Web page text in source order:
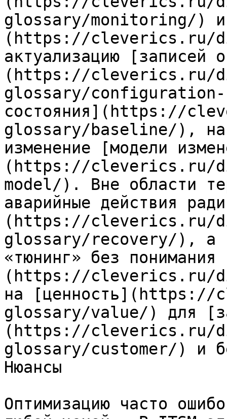
glossary/monitoring/) и
(https://cleverics.ru/
актуализацию [записей
(https://cleverics.ru/
glossary/
состояния](https://
glossary/baseline/),
изменение [модели
(https://cleverics.ru/
model/). Вне области
аварийные действия
(https://cleverics.ru/
glossary/recovery/), а
«тюнинг» без
(https://cleverics.ru/
на
glossary/value/) для
(https://cleverics.ru/
glossary/customer/) и
Нюансы
Оптимизацию часто